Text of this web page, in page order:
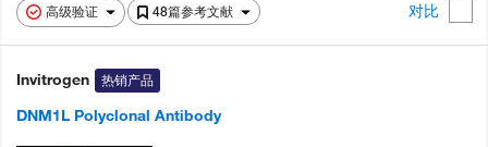
高级验证 48篇参考文献 对比
Invitrogen 热销产品
DNM1L Polyclonal Antibody